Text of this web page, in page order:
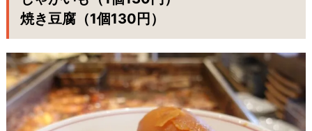
焼き豆腐（1個130円）